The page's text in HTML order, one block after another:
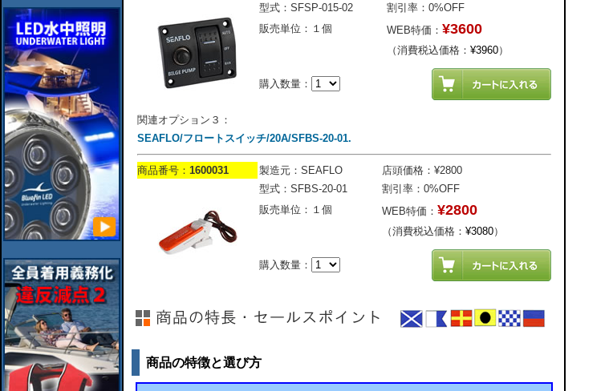
型式：SFSP-015-02
割引率：0%OFF
販売単位：１個
WEB特価： ¥3600
（消費税込価格： ¥3960）
購入数量：
関連オプション３：
SEAFLO/フロートスイッチ/20A/SFBS-20-01.
商品番号： 1600031 製造元：SEAFLO
店頭価格：¥2800
型式：SFBS-20-01
割引率：0%OFF
販売単位：１個
WEB特価： ¥2800
（消費税込価格： ¥3080）
購入数量：
商品の特徴と選び方